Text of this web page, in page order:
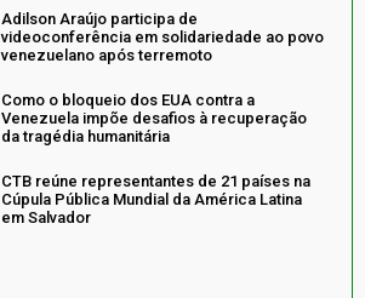
Adilson Araújo participa de
videoconferência em solidariedade ao povo
venezuelano após terremoto
Como o bloqueio dos EUA contra a
Venezuela impõe desafios à recuperação
da tragédia humanitária
CTB reúne representantes de 21 países na
Cúpula Pública Mundial da América Latina
em Salvador